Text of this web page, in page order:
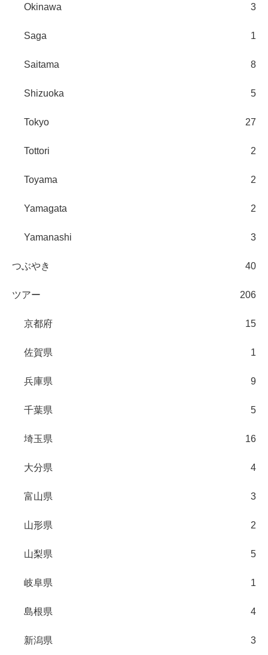
Okinawa 3
Saga 1
Saitama 8
Shizuoka 5
Tokyo 27
Tottori 2
Toyama 2
Yamagata 2
Yamanashi 3
つぶやき 40
ツアー 206
京都府 15
佐賀県 1
兵庫県 9
千葉県 5
埼玉県 16
大分県 4
富山県 3
山形県 2
山梨県 5
岐阜県 1
島根県 4
新潟県 3